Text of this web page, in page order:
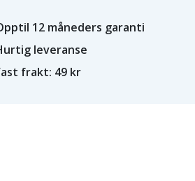
12 måneders garanti
leveranse
frakt: 49 kr